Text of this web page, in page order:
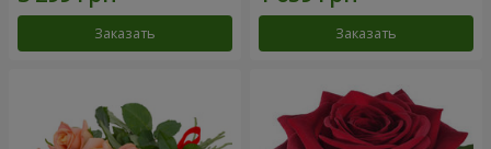
Заказать Заказать